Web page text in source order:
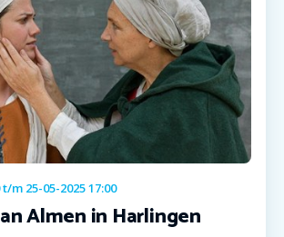
t/m 25-05-2025 17:00
Almen in Harlingen